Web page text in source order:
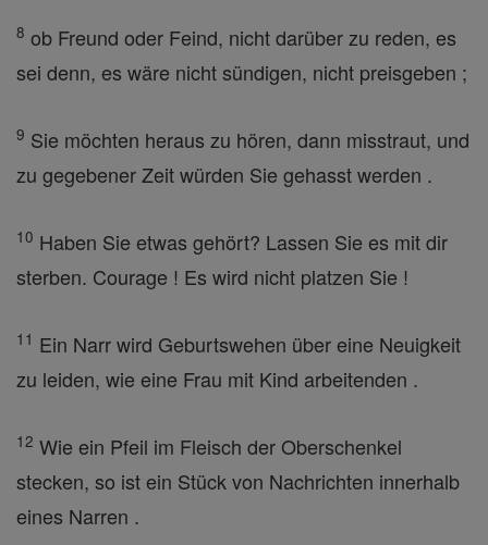
8 ob Freund oder Feind, nicht darüber zu reden, es
sei denn, es wäre nicht sündigen, nicht preisgeben ;
9 Sie möchten heraus zu hören, dann misstraut, und
zu gegebener Zeit würden Sie gehasst werden .
10 Haben Sie etwas gehört? Lassen Sie es mit dir
sterben. Courage ! Es wird nicht platzen Sie !
11 Ein Narr wird Geburtswehen über eine Neuigkeit
zu leiden, wie eine Frau mit Kind arbeitenden .
12 Wie ein Pfeil im Fleisch der Oberschenkel
stecken, so ist ein Stück von Nachrichten innerhalb
eines Narren .